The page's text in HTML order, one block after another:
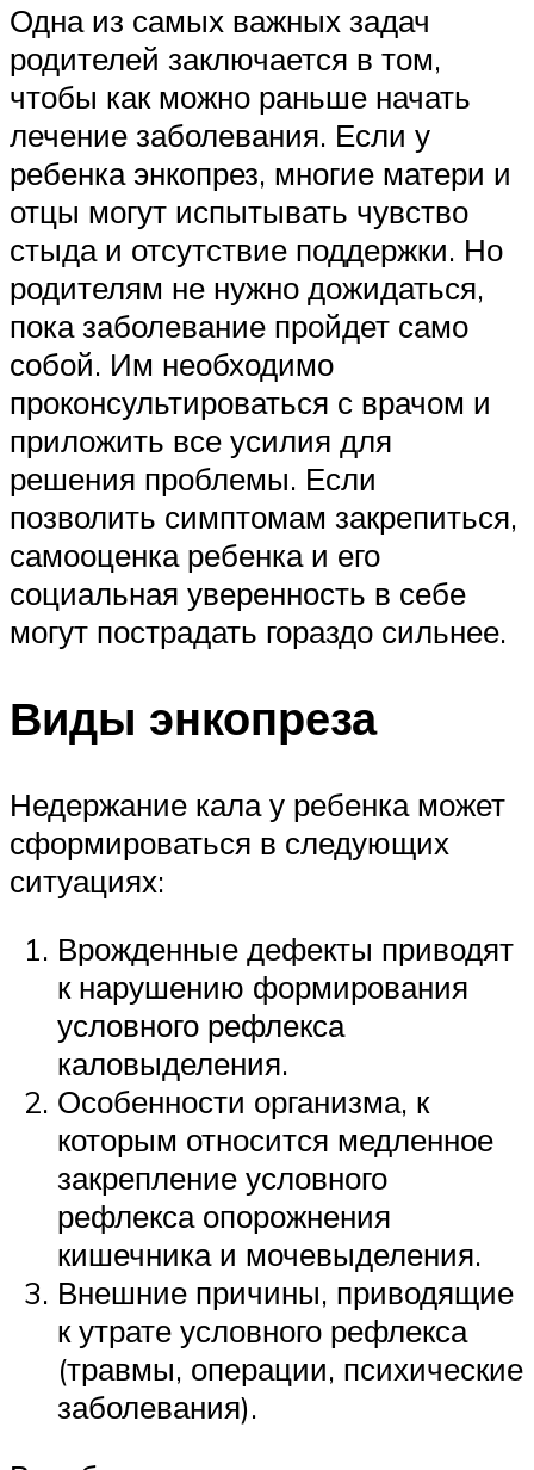
Одна из самых важных задач
родителей заключается в том,
чтобы как можно раньше начать
лечение заболевания. Если у
ребенка энкопрез, многие матери и
отцы могут испытывать чувство
стыда и отсутствие поддержки. Но
родителям не нужно дожидаться,
пока заболевание пройдет само
собой. Им необходимо
проконсультироваться с врачом и
приложить все усилия для
решения проблемы. Если
позволить симптомам закрепиться,
самооценка ребенка и его
социальная уверенность в себе
могут пострадать гораздо сильнее.
Виды энкопреза
Недержание кала у ребенка может
сформироваться в следующих
ситуациях:
Врожденные дефекты приводят
к нарушению формирования
условного рефлекса
каловыделения.
Особенности организма, к
которым относится медленное
закрепление условного
рефлекса опорожнения
кишечника и мочевыделения.
Внешние причины, приводящие
к утрате условного рефлекса
(травмы, операции, психические
заболевания).